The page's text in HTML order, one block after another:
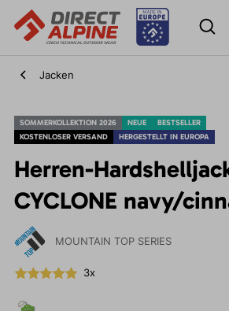
Jacken
SOMMERKOLLEKTION 2026 NEUE
BESTSELLER
KOSTENLOSER VERSAND
HERGESTELLT IN EUROPA
Herren-
CYCLONE navy/
MOUNTAIN TOP SERIES
3x